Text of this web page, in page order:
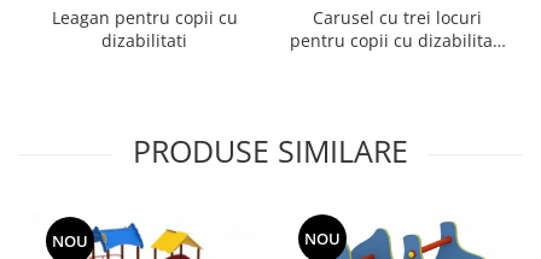
Leagan pentru copii cu
dizabilitati
Carusel cu trei locuri
pentru copii cu dizabilitati
PRODUSE SIMILARE
NOU NOU